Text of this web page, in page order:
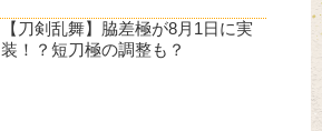
【刀剣乱舞】脇差極が8月1日に実
装！？短刀極の調整も？